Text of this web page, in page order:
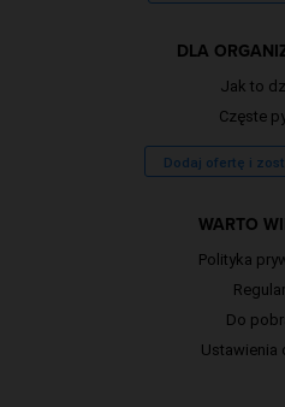
DLA
Jak to
Częste
Dodaj ofertę i
WARTO
Polityka
Do
Ustawienia